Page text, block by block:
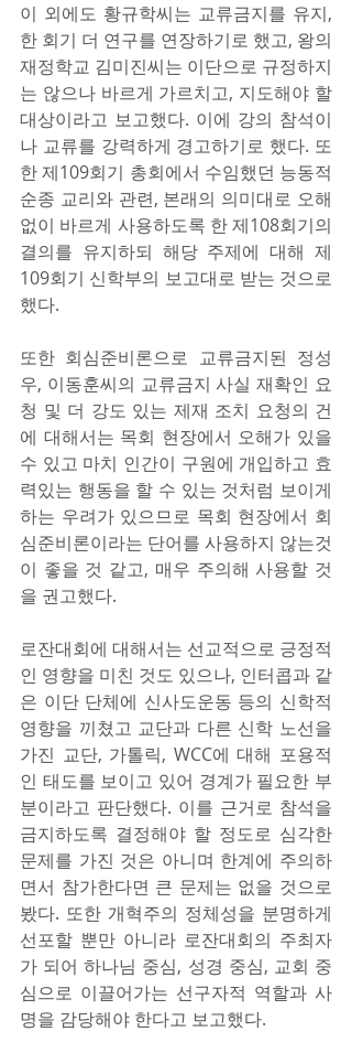
이 외에도 황규학씨는 교류금지를 유지,
한 회기 더 연구를 연장하기로 했고, 왕의
재정학교 김미진씨는 이단으로 규정하지
는 않으나 바르게 가르치고, 지도해야 할
대상이라고 보고했다. 이에 강의 참석이
나 교류를 강력하게 경고하기로 했다. 또
한 제109회기 총회에서 수임했던 능동적
순종 교리와 관련, 본래의 의미대로 오해
없이 바르게 사용하도록 한 제108회기의
결의를 유지하되 해당 주제에 대해 제
109회기 신학부의 보고대로 받는 것으로
했다.
또한 회심준비론으로 교류금지된 정성
우, 이동훈씨의 교류금지 사실 재확인 요
청 및 더 강도 있는 제재 조치 요청의 건
에 대해서는 목회 현장에서 오해가 있을
수 있고 마치 인간이 구원에 개입하고 효
력있는 행동을 할 수 있는 것처럼 보이게
하는 우려가 있으므로 목회 현장에서 회
심준비론이라는 단어를 사용하지 않는것
이 좋을 것 같고, 매우 주의해 사용할 것
을 권고했다.
로잔대회에 대해서는 선교적으로 긍정적
인 영향을 미친 것도 있으나, 인터콥과 같
은 이단 단체에 신사도운동 등의 신학적
영향을 끼쳤고 교단과 다른 신학 노선을
가진 교단, 가톨릭, WCC에 대해 포용적
인 태도를 보이고 있어 경계가 필요한 부
분이라고 판단했다. 이를 근거로 참석을
금지하도록 결정해야 할 정도로 심각한
문제를 가진 것은 아니며 한계에 주의하
면서 참가한다면 큰 문제는 없을 것으로
봤다. 또한 개혁주의 정체성을 분명하게
선포할 뿐만 아니라 로잔대회의 주최자
가 되어 하나님 중심, 성경 중심, 교회 중
심으로 이끌어가는 선구자적 역할과 사
명을 감당해야 한다고 보고했다.